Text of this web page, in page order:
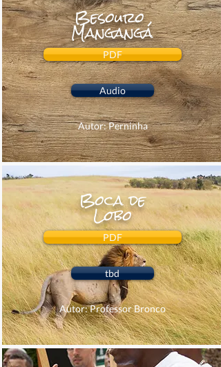
Besouro
Mangangá
PDF
Audio
Autor: Perninha
Boca de
Lobo
PDF
tbd
Autor: Professor Bronco